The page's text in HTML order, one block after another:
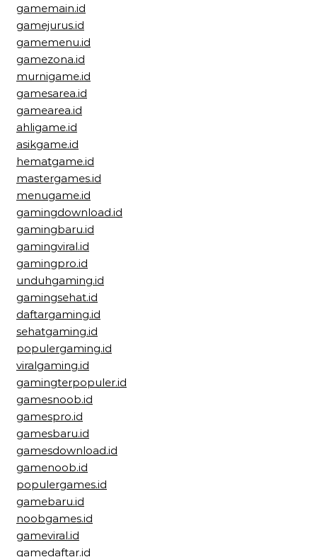
gamemain.id
gamejurus.id
gamemenu.id
gamezona.id
murnigame.id
gamesarea.id
gamearea.id
ahligame.id
asikgame.id
hematgame.id
mastergames.id
menugame.id
gamingdownload.id
gamingbaru.id
gamingviral.id
gamingpro.id
unduhgaming.id
gamingsehat.id
daftargaming.id
sehatgaming.id
populergaming.id
viralgaming.id
gamingterpopuler.id
gamesnoob.id
gamespro.id
gamesbaru.id
gamesdownload.id
gamenoob.id
populergames.id
gamebaru.id
noobgames.id
gameviral.id
gamedaftar.id